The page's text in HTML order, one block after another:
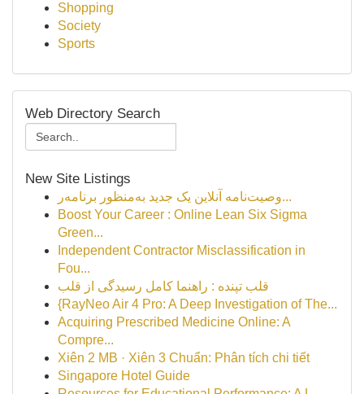
Shopping
Society
Sports
Web Directory Search
New Site Listings
وصیت‌نامه آنلاین یک جدید به‌منظور برنامه‌ر...
Boost Your Career : Online Lean Six Sigma
Green...
Independent Contractor Misclassification in
Fou...
قلب تپنده : راهنما کامل رسیدگی از قلب
{RayNeo Air 4 Pro: A Deep Investigation of The...
Acquiring Prescribed Medicine Online: A
Compre...
Xiên 2 MB · Xiên 3 Chuẩn: Phân tích chi tiết
Singapore Hotel Guide